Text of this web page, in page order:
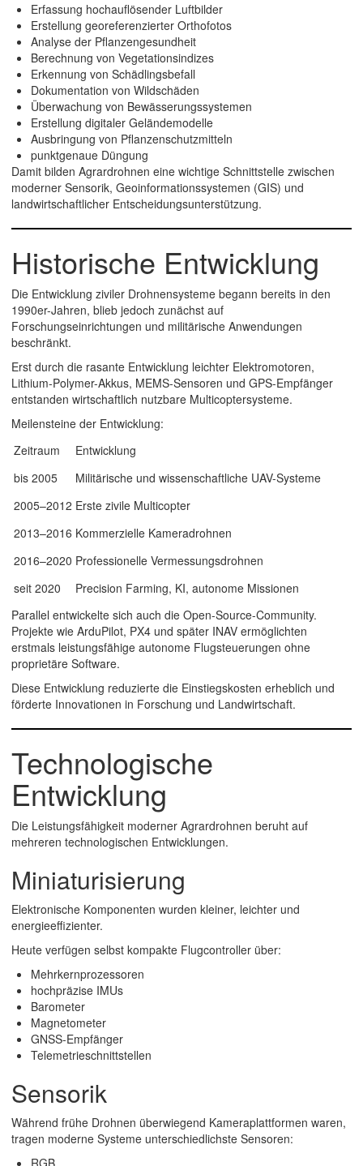
Erfassung hochauflösender Luftbilder
Erstellung georeferenzierter Orthofotos
Analyse der Pflanzengesundheit
Berechnung von Vegetationsindizes
Erkennung von Schädlingsbefall
Dokumentation von Wildschäden
Überwachung von Bewässerungssystemen
Erstellung digitaler Geländemodelle
Ausbringung von Pflanzenschutzmitteln
punktgenaue Düngung
Damit bilden Agrardrohnen eine wichtige Schnittstelle zwischen
moderner Sensorik, Geoinformationssystemen (GIS) und
landwirtschaftlicher Entscheidungsunterstützung.
Historische Entwicklung
Die Entwicklung ziviler Drohnensysteme begann bereits in den
1990er-Jahren, blieb jedoch zunächst auf
Forschungseinrichtungen und militärische Anwendungen
beschränkt.
Erst durch die rasante Entwicklung leichter Elektromotoren,
Lithium-Polymer-Akkus, MEMS-Sensoren und GPS-Empfänger
entstanden wirtschaftlich nutzbare Multicoptersysteme.
Meilensteine der Entwicklung:
Zeitraum
Entwicklung
bis 2005
Militärische und wissenschaftliche UAV-Systeme
2005–2012 Erste zivile Multicopter
2013–2016 Kommerzielle Kameradrohnen
2016–2020 Professionelle Vermessungsdrohnen
seit 2020
Precision Farming, KI, autonome Missionen
Parallel entwickelte sich auch die Open-Source-Community.
Projekte wie ArduPilot, PX4 und später INAV ermöglichten
erstmals leistungsfähige autonome Flugsteuerungen ohne
proprietäre Software.
Diese Entwicklung reduzierte die Einstiegskosten erheblich und
förderte Innovationen in Forschung und Landwirtschaft.
Technologische
Entwicklung
Die Leistungsfähigkeit moderner Agrardrohnen beruht auf
mehreren technologischen Entwicklungen.
Miniaturisierung
Elektronische Komponenten wurden kleiner, leichter und
energieeffizienter.
Heute verfügen selbst kompakte Flugcontroller über:
Mehrkernprozessoren
hochpräzise IMUs
Barometer
Magnetometer
GNSS-Empfänger
Telemetrieschnittstellen
Sensorik
Während frühe Drohnen überwiegend Kameraplattformen waren,
tragen moderne Systeme unterschiedlichste Sensoren:
RGB